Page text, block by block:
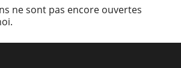
ne sont pas encore ouvertes